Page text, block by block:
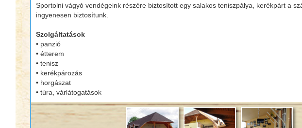
Sportolni vágyó vendégeink részére biztosított egy salakos teniszpálya, kerékpárt a
ingyenesen biztosítunk.
Szolgáltatások
• panzió
• étterem
• tenisz
• kerékpározás
• horgászat
• túra, várlátogatások